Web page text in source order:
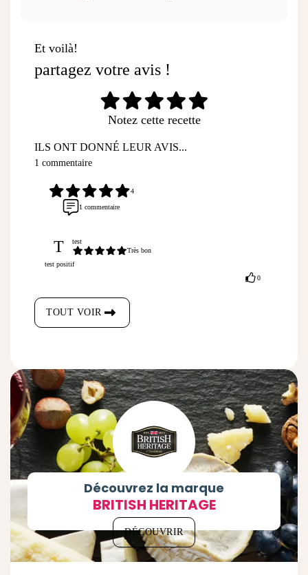
Et voilà!
partagez votre avis !
Notez cette recette
ILS ONT DONNÉ LEUR AVIS...
1 commentaire
4
1 commentaire
T
test
Très bon
test positif
0
TOUT VOIR
Découvrez la marque
BRITISH HERITAGE
DÉCOUVRIR